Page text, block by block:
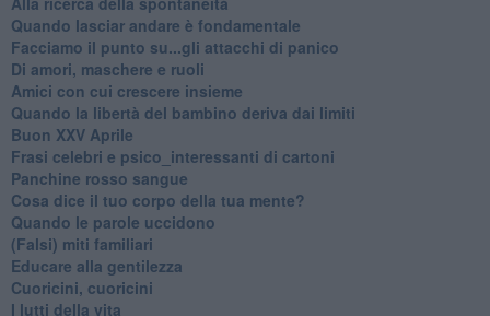
​Quando lasciar andare è fondamentale
Facciamo il punto su...gli attacchi di panico
Di amori, maschere e ruoli
​Amici con cui crescere insieme
​Quando la libertà del bambino deriva dai limiti
Buon XXV Aprile
​Frasi celebri e psico_interessanti di cartoni
​Panchine rosso sangue
​Cosa dice il tuo corpo della tua mente?
​Quando le parole uccidono
​(Falsi) miti familiari
​Educare alla gentilezza
​Cuoricini, cuoricini
I lutti della vita